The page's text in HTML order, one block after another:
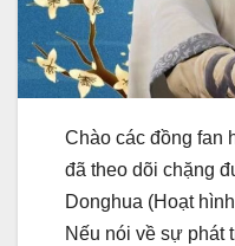
Chào các đồng fan
đã theo dõi chặng
Donghua (Hoạt
Nếu nói về sự phát